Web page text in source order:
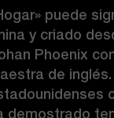
puede
y criado
Phoenix
de
demostrado